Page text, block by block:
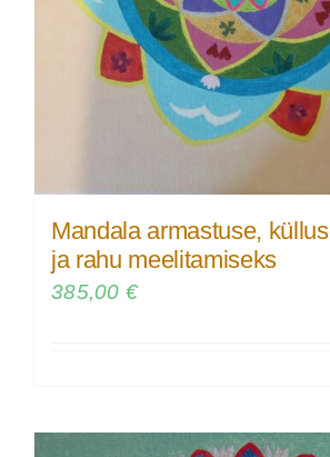
Mandala armastuse,
ja rahu meelitamiseks
385,00 €